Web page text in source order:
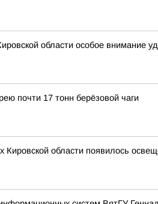
области особое внимание
почти 17 тонн берёзовой чаги
Кировской области появилось